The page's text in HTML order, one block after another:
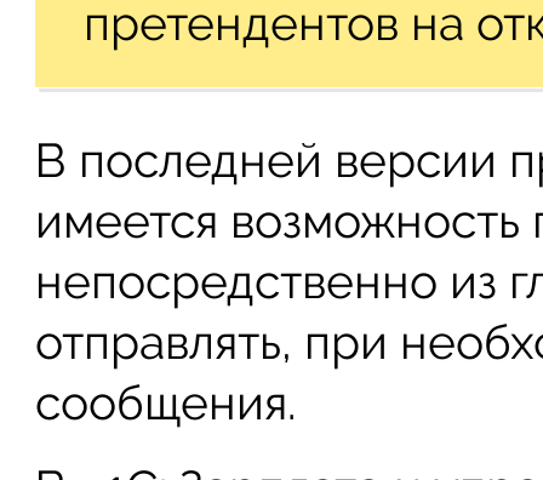
претендентов на
В последней версии
имеется возможность
непосредственно из
отправлять, при
сообщения.